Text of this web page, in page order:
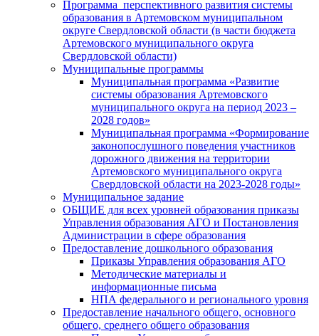
Программа перспективного развития системы
образования в Артемовском муниципальном
округе Свердловской области (в части бюджета
Артемовского муниципального округа
Свердловской области)
Муниципальные программы
Муниципальная программа «Развитие
системы образования Артемовского
муниципального округа на период 2023 –
2028 годов»
Муниципальная программа «Формирование
законопослушного поведения участников
дорожного движения на территории
Артемовского муниципального округа
Свердловской области на 2023-2028 годы»
Муниципальное задание
ОБЩИЕ для всех уровней образования приказы
Управления образования АГО и Постановления
Администрации в сфере образования
Предоставление дошкольного образования
Приказы Управления образования АГО
Методические материалы и
информационные письма
НПА федерального и регионального уровня
Предоставление начального общего, основного
общего, среднего общего образования